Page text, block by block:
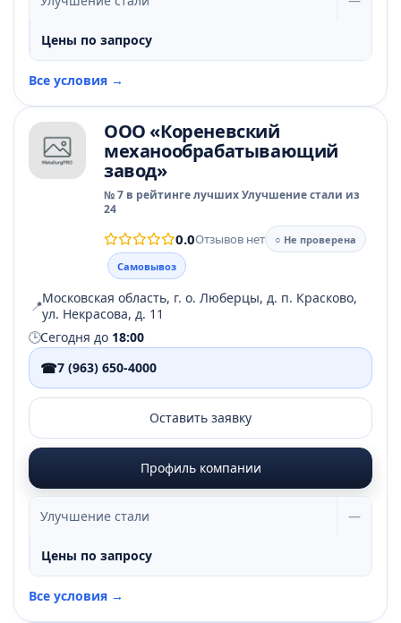
Цены по запросу
Все условия →
ООО «Кореневский
механообрабатывающий
завод»
№ 7 в рейтинге лучших Улучшение стали из
24
0.0Отзывов нет
○ Не проверена
Самовывоз
📍Московская область, г. о. Люберцы, д. п. Красково,
ул. Некрасова, д. 11
🕒Сегодня до 18:00
☎7 (963) 650-4000
Оставить заявку
Профиль компании
Улучшение стали —
Цены по запросу
Все условия →